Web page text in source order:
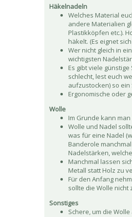
Häkelnadeln
Welches Material
andere Materialien
Plastikköpfen etc.).
häkelt. (Es eignet
Wer nicht gleich in
wichtigsten
Es gibt viele
schlecht, lest euch
aufzustocken) so
Ergonomische oder
Wolle
Im Grunde kann
Wolle und Nadel
was für eine Nadel
Banderole
Nadelstärken,
Manchmal lassen
Metall statt Holz zu
Für den Anfang
sollte die Wolle nicht
Sonstiges
Schere, um die